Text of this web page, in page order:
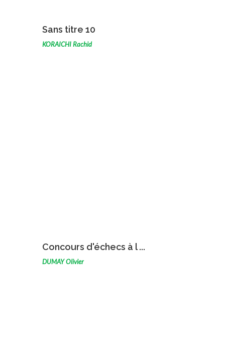
VOIR L'ŒUVRE
Sans titre 10
KORAICHI Rachid
VOIR L'ŒUVRE
Concours d'échecs à l ...
DUMAY Olivier